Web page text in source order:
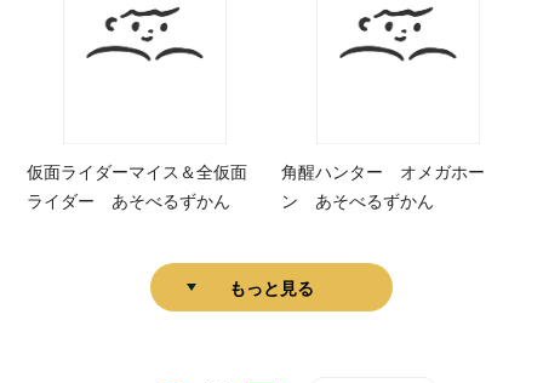
仮面ライダーマイス＆全仮面
ライダー あそべるずかん
角醒ハンター オメガホー
ン あそべるずかん
もっと見る